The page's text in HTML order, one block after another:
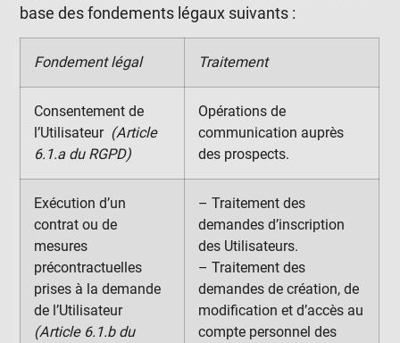
base des fondements légaux suivants :
Fondement légal Traitement
Consentement de
l’Utilisateur (Article
6.1.a du RGPD)
Opérations de
communication auprès
des prospects.
Exécution d’un
contrat ou de
mesures
précontractuelles
prises à la demande
de l’Utilisateur
(Article 6.1.b du
– Traitement des
demandes d’inscription
des Utilisateurs.
– Traitement des
demandes de création, de
modification et d’accès au
compte personnel des